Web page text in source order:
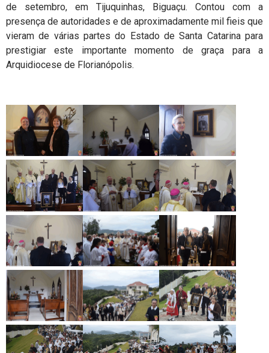
de setembro, em Tijuquinhas, Biguaçu. Contou com a
presença de autoridades e de aproximadamente mil fieis que
vieram de várias partes do Estado de Santa Catarina para
prestigiar este importante momento de graça para a
Arquidiocese de Florianópolis.